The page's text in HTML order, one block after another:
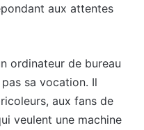
aux attentes
ordinateur de bureau
sa vocation. Il
aux fans de
veulent une machine